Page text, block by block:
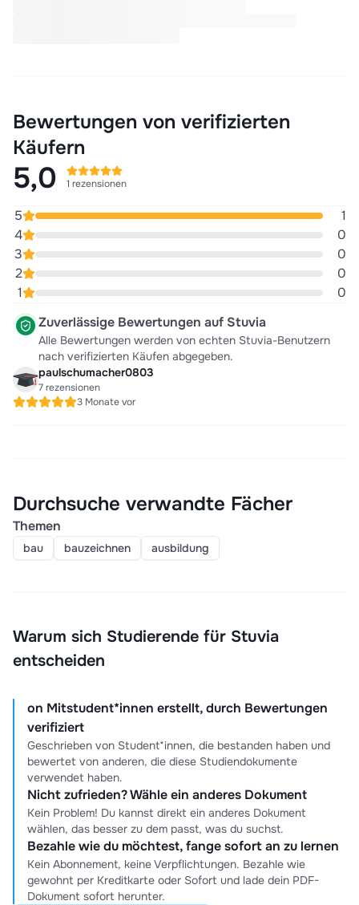
Bewertungen von verifizierten
Käufern
paulschumacher0803
7 rezensionen
3 Monate vor
5,0 1 rezensionen
5
1
4
0
3
0
2
0
1
0
Zuverlässige Bewertungen auf Stuvia
Alle Bewertungen werden von echten Stuvia-Benutzern
nach verifizierten Käufen abgegeben.
Durchsuche verwandte Fächer
Themen
bau bauzeichnen ausbildung
Warum sich Studierende für Stuvia
entscheiden
on Mitstudent*innen erstellt, durch Bewertungen
verifiziert
Geschrieben von Student*innen, die bestanden haben und
bewertet von anderen, die diese Studiendokumente
verwendet haben.
Nicht zufrieden? Wähle ein anderes Dokument
Kein Problem! Du kannst direkt ein anderes Dokument
wählen, das besser zu dem passt, was du suchst.
Bezahle wie du möchtest, fange sofort an zu lernen
Kein Abonnement, keine Verpflichtungen. Bezahle wie
gewohnt per Kreditkarte oder Sofort und lade dein PDF-
Dokument sofort herunter.